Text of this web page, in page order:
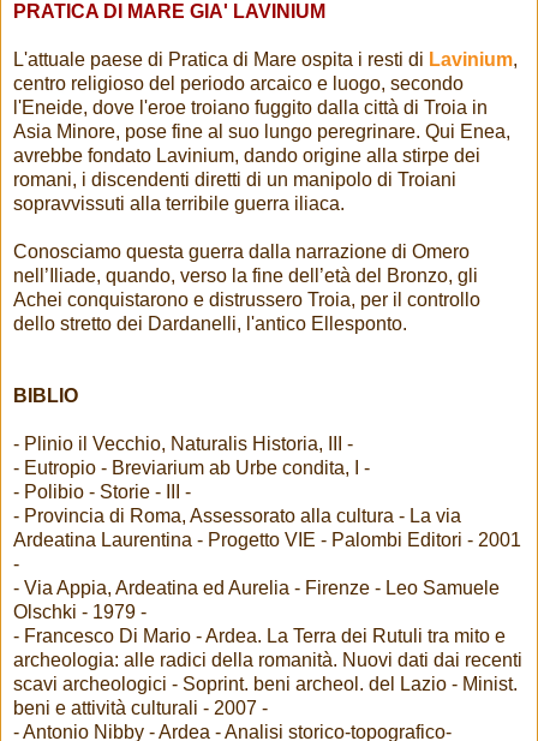
PRATICA DI MARE GIA' LAVINIUM
L'attuale paese di Pratica di Mare ospita i resti di Lavinium,
centro religioso del periodo arcaico e luogo, secondo
l'Eneide, dove l'eroe troiano fuggito dalla città di Troia in
Asia Minore, pose fine al suo lungo peregrinare. Qui Enea,
avrebbe fondato Lavinium, dando origine alla stirpe dei
romani, i discendenti diretti di un manipolo di Troiani
sopravvissuti alla terribile guerra iliaca.
Conosciamo questa guerra dalla narrazione di Omero
nell’Iliade, quando, verso la fine dell’età del Bronzo, gli
Achei conquistarono e distrussero Troia, per il controllo
dello stretto dei Dardanelli, l'antico Ellesponto.
BIBLIO
- Plinio il Vecchio, Naturalis Historia, III -
- Eutropio - Breviarium ab Urbe condita, I -
- Polibio - Storie - III -
- Provincia di Roma, Assessorato alla cultura - La via
Ardeatina Laurentina - Progetto VIE - Palombi Editori - 2001
-
- Via Appia, Ardeatina ed Aurelia - Firenze - Leo Samuele
Olschki - 1979 -
- Francesco Di Mario - Ardea. La Terra dei Rutuli tra mito e
archeologia: alle radici della romanità. Nuovi dati dai recenti
scavi archeologici - Soprint. beni archeol. del Lazio - Minist.
beni e attività culturali - 2007 -
- Antonio Nibby - Ardea - Analisi storico-topografico-